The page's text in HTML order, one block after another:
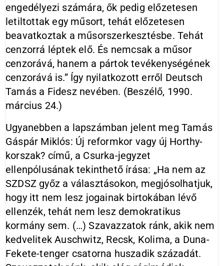
engedélyezi számára, ők pedig előzetesen
letiltottak egy műsort, tehát előzetesen
beavatkoztak a műsorszerkesztésbe. Tehát
cenzorrá léptek elő. És nemcsak a műsor
cenzorává, hanem a pártok tevékenységének
cenzorává is.” Így nyilatkozott erről Deutsch
Tamás a Fidesz nevében. (Beszélő, 1990.
március 24.)
Ugyanebben a lapszámban jelent meg Tamás
Gáspár Miklós: Új reformkor vagy új Horthy-
korszak? című, a Csurka-jegyzet
ellenpólusának tekinthető írása: „Ha nem az
SZDSZ győz a választásokon, megjósolhatjuk,
hogy itt nem lesz jogainak birtokában lévő
ellenzék, tehát nem lesz demokratikus
kormány sem. (…) Szavazzatok ránk, akik nem
kedvelitek Auschwitz, Recsk, Kolima, a Duna-
Fekete-tenger csatorna huszadik századát.